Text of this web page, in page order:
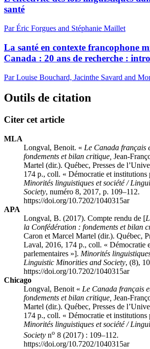
santé
Par Éric Forgues and Stéphanie Maillet
La santé en contexte francophone
Canada : 20 ans de recherche :
Par Louise Bouchard, Jacinthe Savard and
Outils de citation
Citer cet article
MLA
Longval, Benoit. « Le Canada français
fondements et bilan critique, Jean-
Martel (dir.). Québec, Presses de
174 p., coll. « Démocratie et institutions
Minorités linguistiques et société /
Society, numéro 8, 2017, p. 109–112.
https://doi.org/10.7202/1040315ar
APA
Longval, B. (2017). Compte rendu de [
la Confédération : fondements et bilan
Caron et Marcel Martel (dir.). Québec,
Laval, 2016, 174 p., coll. « Démocratie
parlementaires »]. Minorités
Linguistic Minorities and Society, (8),
https://doi.org/10.7202/1040315ar
Chicago
Longval, Benoit « Le Canada français
fondements et bilan critique, Jean-
Martel (dir.). Québec, Presses de
174 p., coll. « Démocratie et institutions
Minorités linguistiques et société /
Society no 8 (2017) : 109–112.
https://doi.org/10.7202/1040315ar